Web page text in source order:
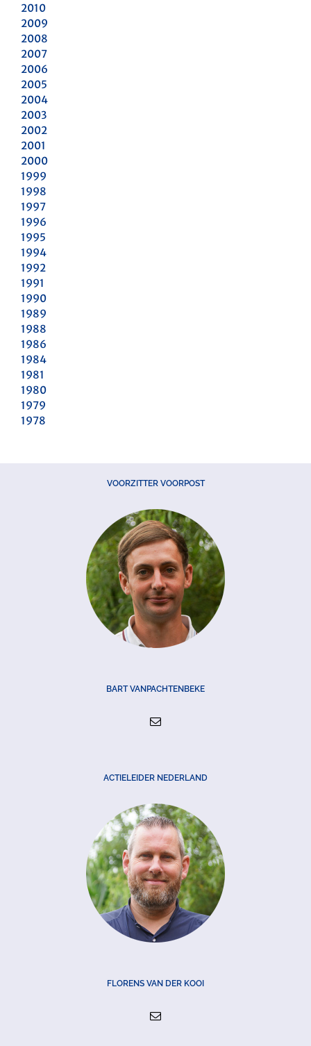
2010
2009
2008
2007
2006
2005
2004
2003
2002
2001
2000
1999
1998
1997
1996
1995
1994
1992
1991
1990
1989
1988
1986
1984
1981
1980
1979
1978
VOORZITTER VOORPOST
BART VANPACHTENBEKE
ACTIELEIDER NEDERLAND
FLORENS VAN DER KOOI